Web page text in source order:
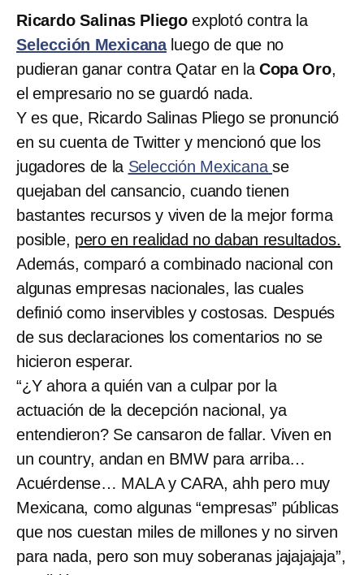
Ricardo Salinas Pliegoexplotó contra la
Selección Mexicanaluego de que no
pudieran ganar contra Qatar en la Copa Oro,
el empresario no se guardó nada.
Y es que, Ricardo Salinas Pliego se pronunció
en su cuenta de Twitter y mencionó que los
jugadores de la Selección Mexicanase
quejaban del cansancio, cuando tienen
bastantes recursos y viven de la mejor forma
posible, pero en realidad no daban resultados.
Además, comparó a combinado nacional con
algunas empresas nacionales, las cuales
definió como inservibles y costosas. Después
de sus declaraciones los comentarios no se
hicieron esperar.
“¿Y ahora a quién van a culpar por la
actuación de la decepción nacional, ya
entendieron? Se cansaron de fallar. Viven en
un country, andan en BMW para arriba…
Acuérdense… MALA y CARA, ahh pero muy
Mexicana, como algunas “empresas” públicas
que nos cuestan miles de millones y no sirven
para nada, pero son muy soberanas jajajajaja”,